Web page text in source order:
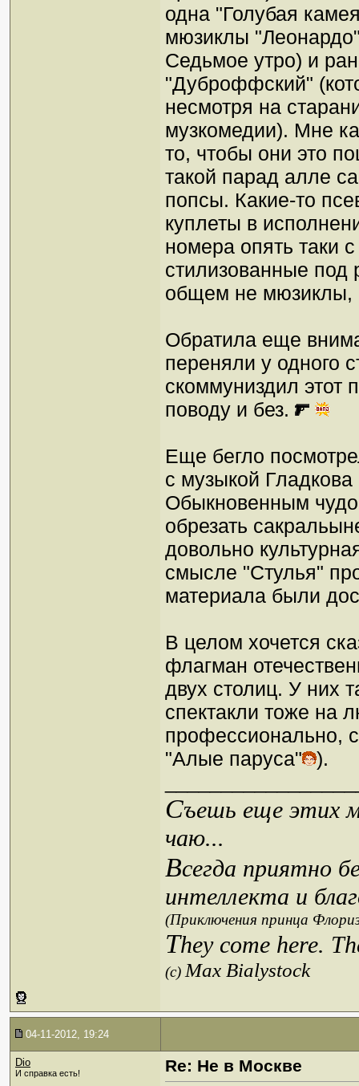
одна "Голубая
мюзиклы
Седьмое утро) и
"Дуброффский"
несмотря на
музкомедии). Мне
то, чтобы они это
такой парад алле
попсы. Какие-то
куплеты в
номера опять таки
стилизованные под
общем не мюзиклы,
Обратила еще
переняли у одного
скоммуниздил этот
поводу и без.
Еще бегло
с музыкой
Обыкновенным
обрезать
довольно
смысле "Стулья"
материала были
В целом хочется
флагман
двух столиц. У них
спектакли тоже на
профессионально,
"Алые паруса"
).
Съешь еще этих
чаю...
Всегда приятно
интеллекта и
(Приключения принца
They come here.
(c)Max Bialystock
04-11-2012, 19:24
Dio
И справка есть!
Re: Не в Москве